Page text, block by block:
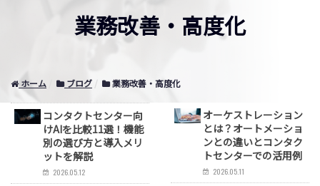
業務改善・高度化
ホーム ブログ 業務改善・高度化
コンタクトセンター向
けAIを比較11選！機能
別の選び方と導入メリ
ットを解説
2026.05.12
オーケストレーション
とは？オートメーショ
ンとの違いとコンタク
トセンターでの活用例
2026.05.11